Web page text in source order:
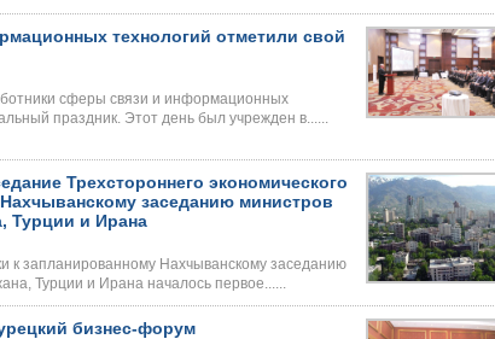
технологий отметили свой
сферы связи и информационных
праздник. Этот день был учрежден в......
Трехстороннего экономического
заседанию министров
Турции и Ирана
к запланированному Нахчыванскому заседанию
Турции и Ирана началось первое......
бизнес-форум